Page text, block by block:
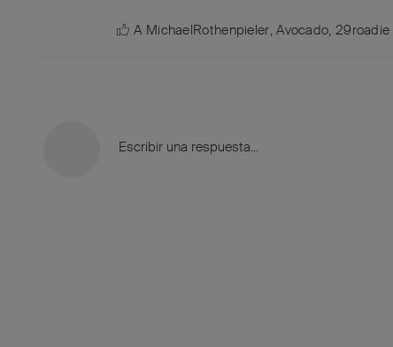
A MichaelRothenpieler,Avocado, 29roadie
Escribir una respuesta...